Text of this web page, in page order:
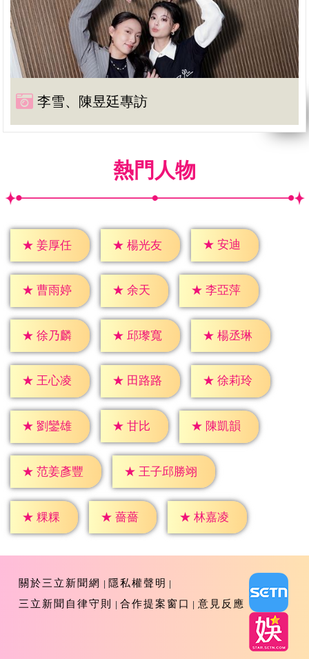
李雪、陳昱廷專訪
熱門人物
★ 姜厚任 ★ 楊光友 ★ 安迪
★ 曹雨婷 ★ 余天 ★ 李亞萍
★ 徐乃麟 ★ 邱瓈寬 ★ 楊丞琳
★ 王心凌 ★ 田路路 ★ 徐莉玲
★ 劉鑾雄 ★ 甘比 ★ 陳凱韻
★ 范姜彥豐 ★ 王子邱勝翊
★ 粿粿 ★ 薔薔 ★ 林嘉凌
關於三立新聞網
隱私權聲明
三立新聞自律守則
合作提案窗口 意見反應